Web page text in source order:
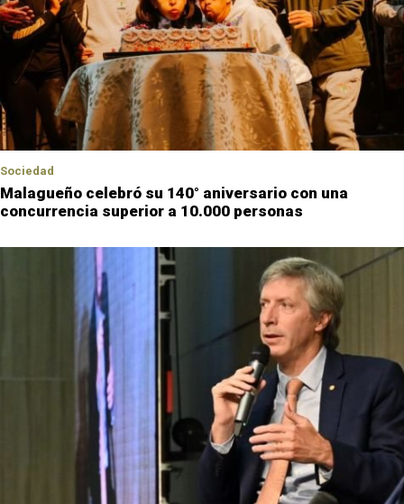
Sociedad
Malagueño celebró su 140° aniversario con una
concurrencia superior a 10.000 personas